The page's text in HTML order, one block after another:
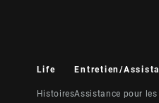
Life
Histoires
Entretien/
Assistance pour